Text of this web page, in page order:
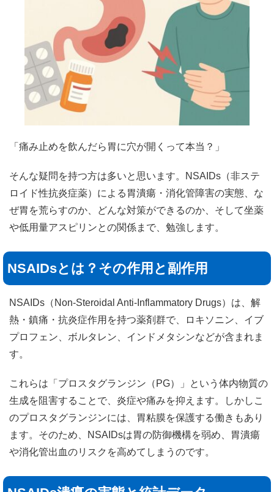
「痛み止めを飲んだら胃に穴が開くって本当？」
そんな疑問を持つ方は多いと思います。NSAIDs（非ステ
ロイド性抗炎症薬）による胃潰瘍・消化管障害の実態、な
ぜ胃を荒らすのか、どんな対策ができるのか、そして坐薬
や低用量アスピリンとの関係まで、勉強します。
NSAIDsとは？その作用と副作用
NSAIDs（Non-Steroidal Anti-Inflammatory Drugs）は、解
熱・鎮痛・抗炎症作用を持つ薬剤群で、ロキソニン、イブ
プロフェン、ボルタレン、インドメタシンなどが含まれま
す。
これらは「プロスタグランジン（PG）」という体内物質の
生成を阻害することで、炎症や痛みを抑えます。しかしこ
のプロスタグランジンには、胃粘膜を保護する働きもあり
ます。そのため、NSAIDsは胃の防御機構を弱め、胃潰瘍
や消化管出血のリスクを高めてしまうのです。